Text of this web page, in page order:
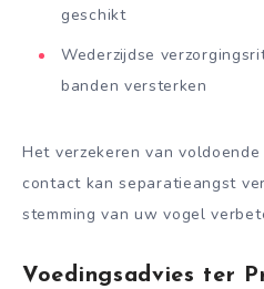
geschikt
Wederzijdse
banden versterken
Het verzekeren van
contact kan separatieangst
stemming van uw vogel
Voedingsadvies ter